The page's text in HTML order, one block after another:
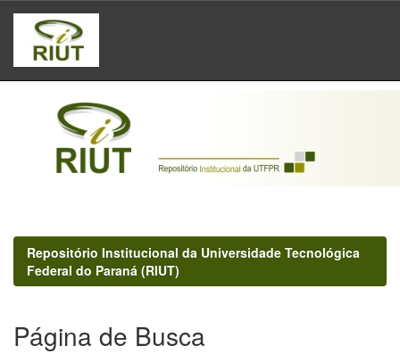
Skip
navigation
Repositório Institucional da Universidade Tecnológica
Federal do Paraná (RIUT)
Página de Busca